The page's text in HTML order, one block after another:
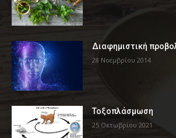
Διαφημιστική
28 Νοεμβρίου 2014
Τοξοπλάσμωση
25 Οκτωβρίου 2021